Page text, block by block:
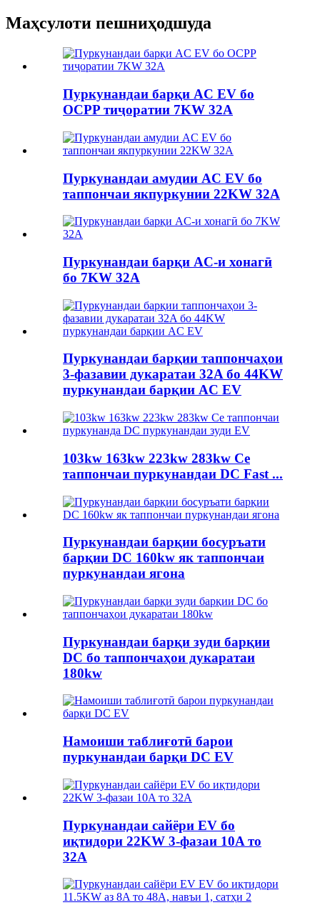
Маҳсулоти пешниҳодшуда
Пуркунандаи барқи AC EV бо
OCPP тиҷоратии 7KW 32A
Пуркунандаи амудии AC EV бо
таппончаи якпуркунии 22KW 32A
Пуркунандаи барқи AC-и хонагӣ
бо 7KW 32A
Пуркунандаи барқии таппончаҳои
3-фазавии дукаратаи 32A бо 44KW
пуркунандаи барқии AC EV
103kw 163kw 223kw 283kw Се
таппончаи пуркунандаи DC Fast ...
Пуркунандаи барқии босуръати
барқии DC 160kw як таппончаи
пуркунандаи ягона
Пуркунандаи барқи зуди барқии
DC бо таппончаҳои дукаратаи
180kw
Намоиши таблиғотӣ барои
пуркунандаи барқи DC EV
Пуркунандаи сайёри EV бо
иқтидори 22KW 3-фазаи 10A то
32A